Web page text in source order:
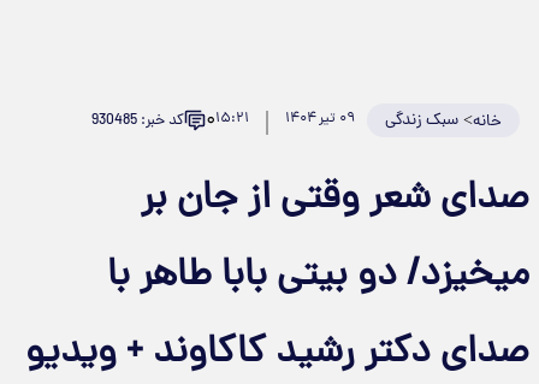
خانه>سبک زندگی ۰۹ تیر ۱۴۰۴ ۱۵:۲۱۰ کد خبر: 930485
صدای شعر وقتی از جان بر
میخیزد/ دو بیتی بابا طاهر با
صدای دکتر رشید کاکاوند + ویدیو